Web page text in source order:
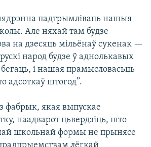
падтрымліваць нашыя
Але няхай там будзе
на дзесяць мільёнаў сукенак —
народ будзе ў аднолькавых
і нашая прамысловасьць
адсоткаў штогод”.
фабрык, якая выпускае
наадварот цьвердзіць, што
школьнай формы не прынясе